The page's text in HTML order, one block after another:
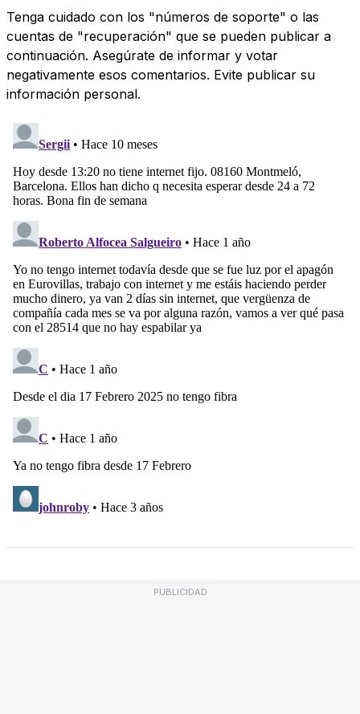
Tenga cuidado con los "números de soporte" o las
cuentas de "recuperación" que se pueden publicar a
continuación. Asegúrate de informar y votar
negativamente esos comentarios. Evite publicar su
información personal.
PUBLICIDAD